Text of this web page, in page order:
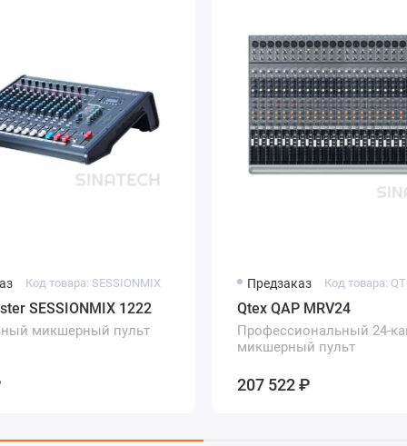
Код товара: SESSIONMIX
SESSIONMIX 1222
микшерный пульт
Предзаказ Код товара:
Qtex QAP MRV24
Профессиональный 24-
микшерный пульт
207 522 ₽